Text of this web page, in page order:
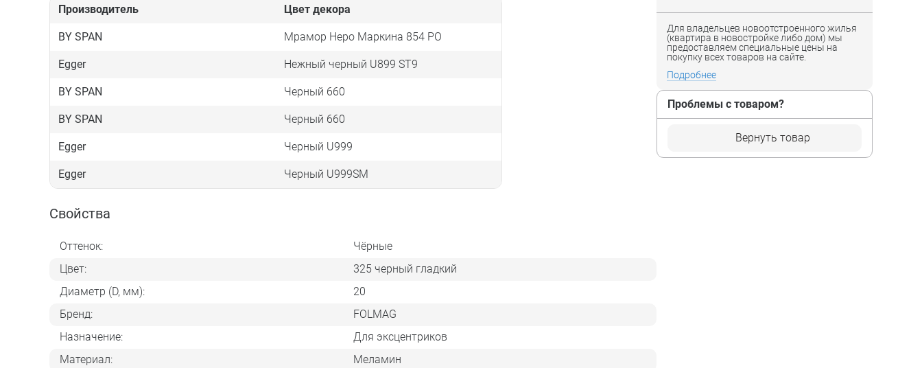
Производитель Цвет декора
BY SPAN Мрамор Неро Маркина 854 PO
Egger Нежный черный U899 ST9
BY SPAN Черный 660
BY SPAN Черный 660
Egger Черный U999
Egger Черный U999SM
Свойства
Оттенок:
Чёрные
Цвет:
325 черный гладкий
Диаметр (D, мм):
20
Бренд:
FOLMAG
Назначение:
Для эксцентриков
Материал:
Меламин
Для владельцев новоотстроенного жилья
(квартира в новостройке либо дом) мы
предоставляем специальные цены на
покупку всех товаров на сайте.
Подробнее
Проблемы с товаром?
Вернуть товар